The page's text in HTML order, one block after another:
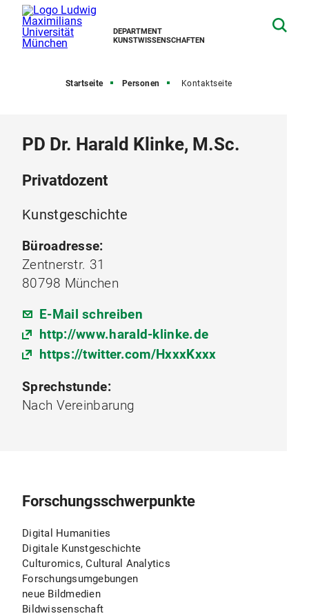
DEPARTMENT
KUNSTWISSENSCHAFTEN
Startseite Personen Kontaktseite
PD Dr. Harald Klinke, M.Sc.
Privatdozent
Kunstgeschichte
Büroadresse:
Zentnerstr. 31
80798 München
E-Mail schreiben
http://www.harald-klinke.de
https://twitter.com/HxxxKxxx
Sprechstunde:
Nach Vereinbarung
Forschungsschwerpunkte
Digital Humanities
Digitale Kunstgeschichte
Culturomics, Cultural Analytics
Forschungsumgebungen
neue Bildmedien
Bildwissenschaft